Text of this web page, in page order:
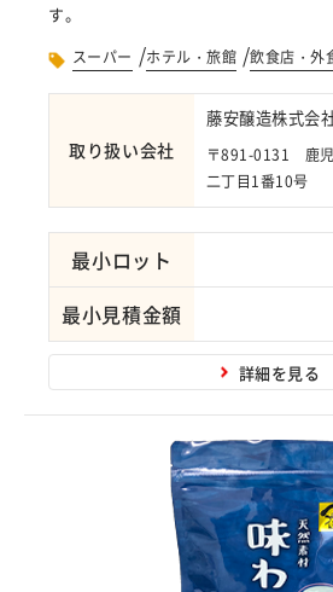
す。
スーパー /ホテル・旅館 /飲食店・外
取り扱い会社
藤安醸造株式会
〒891-0131 鹿
二丁目1番10号
最小ロット
最小見積金額
詳細を見る